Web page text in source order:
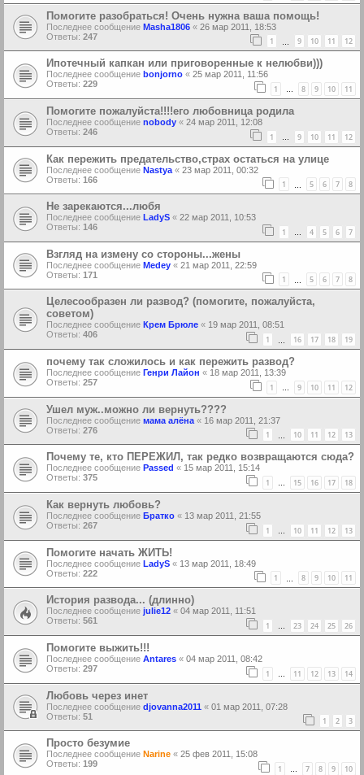
Помогите разобраться! Очень нужна ваша помощь!
Последнее сообщение Masha1806 « 26 мар 2011, 18:53
Ответы: 247 1 9 10 11 12
Ипотечный капкан или приговоренные к нелюбви)))
Последнее сообщение bonjorno « 25 мар 2011, 11:56
Ответы: 229 1 … 8 9 10 11
Помогите пожалуйста!!!!его любовница родила
Последнее сообщение nobody « 24 мар 2011, 12:08
Ответы: 246 1 9 10 11 12
Как пережить предательство,страх остаться на улице
Последнее сообщение Nastya « 23 мар 2011, 00:32
Ответы: 166 1 5 6 7 8
Не зарекаются...любя
Последнее сообщение LadyS « 22 мар 2011, 10:53
Ответы: 146 1 … 4 5 6 7
Взгляд на измену со стороны...жены
Последнее сообщение Medey « 21 мар 2011, 22:59
Ответы: 171 1 5 6 7 8
Целесообразен ли развод? (помогите, пожалуйста,
советом)
Последнее сообщение Крем Брюле « 19 мар 2011, 08:51
Ответы: 406 1 16 17 18 19
почему так сложилось и как пережить развод?
Последнее сообщение Генри Лайон « 18 мар 2011, 13:39
Ответы: 257 1 … 9 10 11 12
Ушел муж..можно ли вернуть????
Последнее сообщение мама алёна « 16 мар 2011, 21:37
Ответы: 276 1 10 11 12 13
Почему те, кто ПЕРЕЖИЛ, так редко возвращаются сюда?
Последнее сообщение Passed « 15 мар 2011, 15:14
Ответы: 375 1 … 15 16 17 18
Как вернуть любовь?
Последнее сообщение Братко « 13 мар 2011, 21:55
Ответы: 267 1 … 10 11 12 13
Помогите начать ЖИТЬ!
Последнее сообщение LadyS « 13 мар 2011, 18:49
Ответы: 222 1 8 9 10 11
История развода... (длинно)
Последнее сообщение julie12 « 04 мар 2011, 11:51
Ответы: 561 1 … 23 24 25 26
Помогите выжить!!!
Последнее сообщение Antares « 04 мар 2011, 08:42
Ответы: 297 1 … 11 12 13 14
Любовь через инет
Последнее сообщение djovanna2011 « 01 мар 2011, 07:28
Ответы: 51 1 2 3
Просто безумие
Последнее сообщение Narine « 25 фев 2011, 15:08
Ответы: 199 1 … 7 8 9 10